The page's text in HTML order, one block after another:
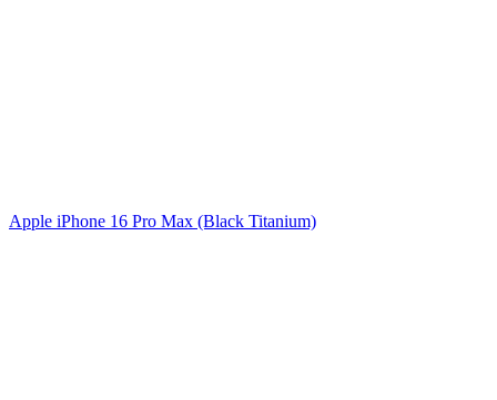
Apple iPhone 16 Pro Max (Black Titanium)